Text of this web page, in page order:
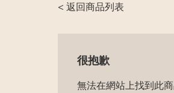
< 返回商品列表
很抱歉
無法在網站上找到此